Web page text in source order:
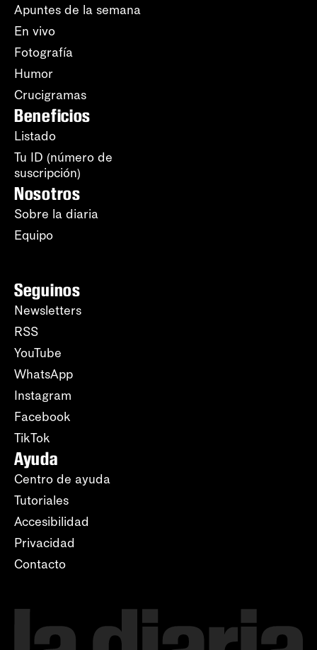
Apuntes de la semana
En vivo
Fotografía
Humor
Crucigramas
Beneficios
Listado
Tu ID (número de
suscripción)
Nosotros
Sobre la diaria
Equipo
Seguinos
Newsletters
RSS
YouTube
WhatsApp
Instagram
Facebook
TikTok
Ayuda
Centro de ayuda
Tutoriales
Accesibilidad
Privacidad
Contacto